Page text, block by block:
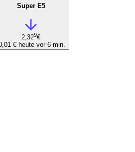
Super E5
2,329€
€ heute vor 6 min.